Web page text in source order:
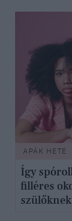
APÁK HETE
Így
filléres
szülőknek